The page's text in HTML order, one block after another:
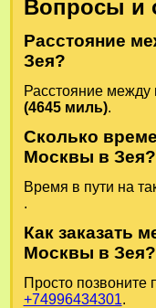
Вопросы и
Расстояние
Зея?
Расстояние между
(4645 миль).
Сколько
Москвы в Зея?
Время в пути на
.
Как заказать
Москвы в Зея?
Просто позвоните
+74996434301.